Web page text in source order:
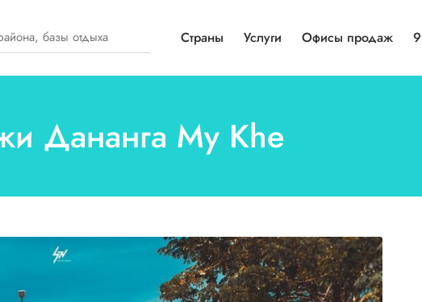
Страны Услуги Офисы продаж
Дананга My Khe